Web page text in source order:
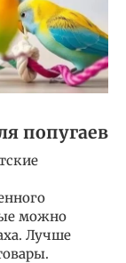
попугаев
можно
Лучше